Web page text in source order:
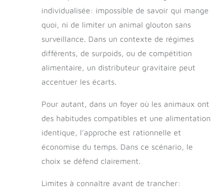
besoins du
propriétaire. Il est
plus stable sur le
sol et ne sera pas
renversé ou sali
Ce distributeur
spirale et à
ressort. (3)
Remarque de
nettoyage : la
base du bol d'eau
être rotative. Ainsi,
inoxydable ne
individualisée: impossible de savoir qui mange
quoi, ni de limiter un animal glouton sans
surveillance. Dans un contexte de régimes
différents, de surpoids, ou de compétition
alimentaire, un distributeur gravitaire peut
accentuer les écarts.
Pour autant, dans un foyer où les animaux ont
des habitudes compatibles et une alimentation
identique, l’approche est rationnelle et
économise du temps. Dans ce scénario, le
choix se défend clairement.
Limites à connaître avant de trancher: